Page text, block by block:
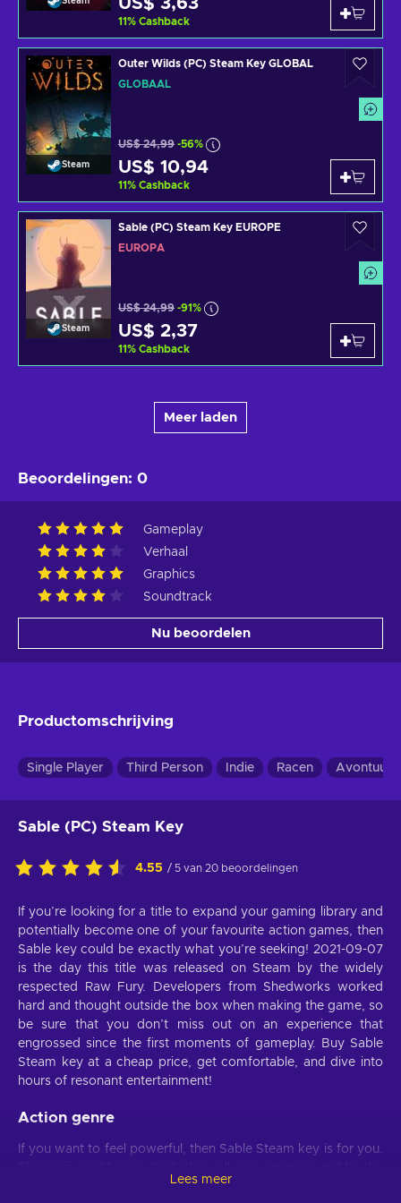
11% Cashback
Steam
Outer Wilds (PC) Steam Key GLOBAL
GLOBAAL
US$ 24,99 -56%
US$ 10,94
11% Cashback
Steam
Sable (PC) Steam Key EUROPE
EUROPA
US$ 24,99 -91%
US$ 2,37
11% Cashback
Meer laden
Beoordelingen: 0
Gameplay
Verhaal
Graphics
Soundtrack
Nu beoordelen
Productomschrijving
Single Player Third Person Indie Racen Avontuur
Sable (PC) Steam Key
4.55 / 5 van 20 beoordelingen
If you’re looking for a title to expand your gaming library and
potentially become one of your favourite action games, then
Sable key could be exactly what you’re seeking! 2021-09-07
is the day this title was released on Steam by the widely
respected Raw Fury. Developers from Shedworks worked
hard and thought outside the box when making the game, so
be sure that you don’t miss out on an experience that
engrossed since the first moments of gameplay. Buy Sable
Steam key at a cheap price, get comfortable, and dive into
hours of resonant entertainment!
Action genre
If you want to feel powerful, then Sable Steam key is for you.
best player! This action game will bring your skills to another
Lees meer